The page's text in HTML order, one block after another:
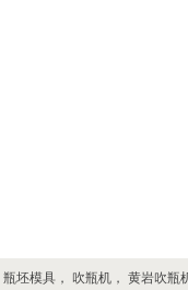
瓶坯模具， 吹瓶机， 黄岩吹瓶